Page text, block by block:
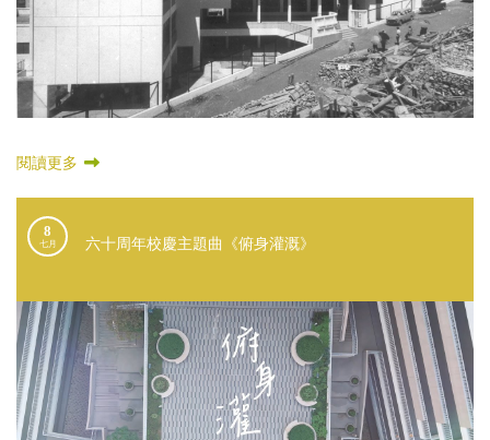
閱讀更多
8
七月 六十周年校慶主題曲《俯身灌溉》